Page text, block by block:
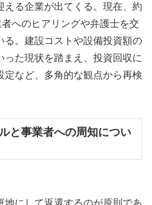
える企業が出てくる。現在、約
へのヒアリングや弁護士を交
る。建設コストや設備投資額の
た現状を踏まえ、投資回収に
定など、多角的な観点から再検
と事業者への周知につい